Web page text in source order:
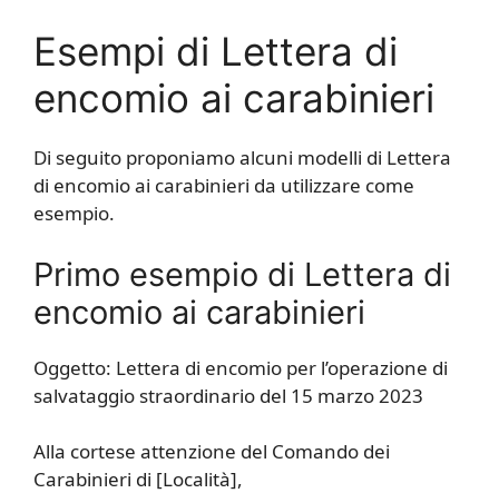
Esempi di Lettera di
encomio ai carabinieri
Di seguito proponiamo alcuni modelli di Lettera
di encomio ai carabinieri da utilizzare come
esempio.
Primo esempio di Lettera di
encomio ai carabinieri
Oggetto: Lettera di encomio per l’operazione di
salvataggio straordinario del 15 marzo 2023
Alla cortese attenzione del Comando dei
Carabinieri di [Località],